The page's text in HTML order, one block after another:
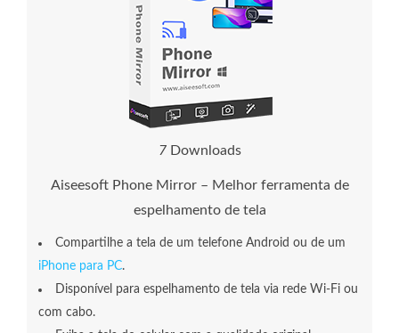
7Downloads
Aiseesoft Phone Mirror – Melhor ferramenta de
espelhamento de tela
Compartilhe a tela de um telefone Android ou de um
iPhone para PC.
Disponível para espelhamento de tela via rede Wi-Fi ou
com cabo.